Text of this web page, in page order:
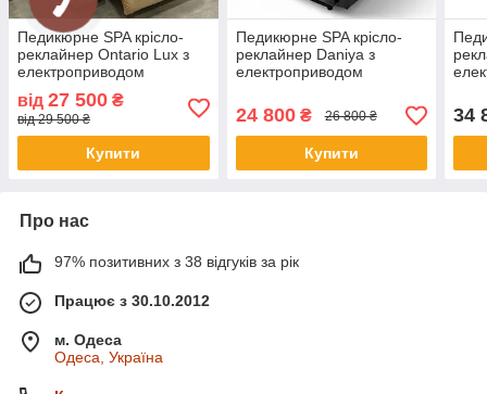
Педикюрне SPA крісло-
реклайнер Ontario Lux з
електроприводом
від 27 500 ₴
від 29 500 ₴
Купити
Педикюрне SPA крісло-
реклайнер Daniya з
електроприводом
24 800₴ 26 800 ₴
Купити
34
Про нас
97% позитивних з 38 відгуків за рік
Працює з 30.10.2012
м. Одеса
Одеса, Україна